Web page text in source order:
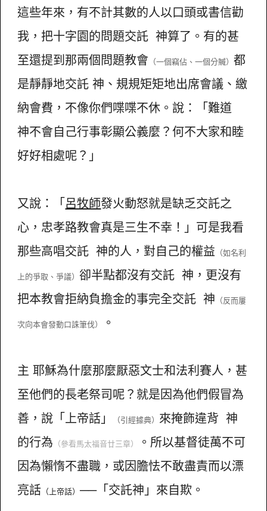
這些年來，有不計其數的人以口頭或書信勸
我，把十字園的問題交託 神算了。有的甚
至還提到那兩個問題教會 （一個竊佔、一個分贓）都
是靜靜地交託 神、規規矩矩地出席會議、繳
納會費，不像你們喋喋不休。說：「難道
神不會自己行事彰顯公義麼？何不大家和睦
好好相處呢？」
又說：「呂牧師發火動怒就是缺乏交託之
心，忠孝路教會真是三生不幸！」可是我看
那些高唱交託 神的人，對自己的權益 （如名利
上的爭取、爭議）卻半點都沒有交託 神，更沒有
把本教會拒納負擔金的事完全交託 神 （反而屢
次向本會發動口誅筆伐） 。
主 耶穌為什麼那麼厭惡文士和法利賽人，甚
至他們的長老祭司呢？就是因為他們假冒為
善，說「上帝話」
（引經據典） 來掩飾違背 神
的行為 （參看馬太福音廿三章）
。所以基督徒萬不可
因為懶惰不盡職，或因膽怯不敢盡責而以漂
亮話 （上帝話）──「交託神」來自欺。